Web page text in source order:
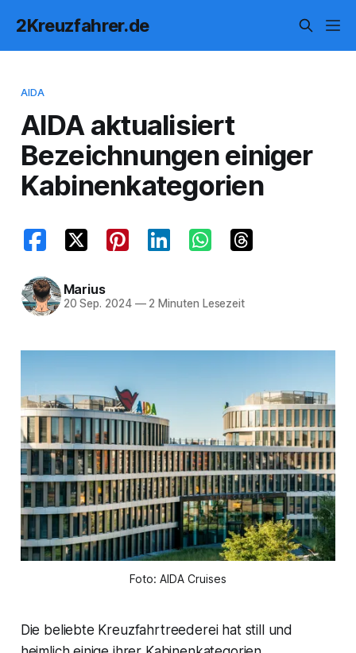
2Kreuzfahrer.de
AIDA
AIDA aktualisiert
Bezeichnungen einiger
Kabinenkategorien
Marius
20 Sep. 2024 —2 Minuten Lesezeit
Foto: AIDA Cruises
Die beliebte Kreuzfahrtreederei hat still und